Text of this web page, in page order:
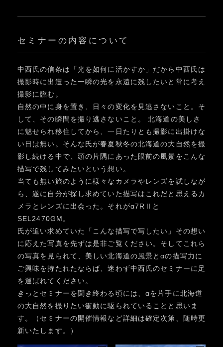
セミナーの内容について
中西氏の信条は「光を如何に活かすか」だから中西氏は
撮影時に出遭った一瞬の光を永遠に残したいと常に考え
撮影に臨む。
自然の中に身を置き、日々の変化を見逃さないこと。そ
して、その瞬間を撮り逃さないこと。 北海道の美しさ
に魅せられ移住してから、一日たりとも撮影に出掛けな
い日は無い。そんな氏が春夏秋冬の北海道の大自然を撮
影し続ける中で、頭の片隅にあった眼前の風景をこんな
描写で残してみたいという想い。
当ても無い旅のように様々なカメラやレンズを試しなが
ら、遂に自分が探し求めていた描写はこれだと思えるカ
メラとレンズに出会った。それがα7RⅡと
SEL2470GM。
氏が追い求めていた「こんな描写で写したい」その想い
に応えた写真を先ずは是非ご覧ください。そしてこれら
の写真を見られて、美しい北海道の風景とαの描写力に
ご興味を持たれたならば、迷わず中西氏のセミナーに足
を運ばれてください。
きっとセミナーを聞き終わる頃には、αを片手に北海道
の大自然を撮りたい衝動に駆られていることと思いま
す。（セミナーの開催情報など詳細は確定次第、随時更
新いたします。）